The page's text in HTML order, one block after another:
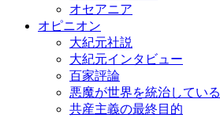
オセアニア
オピニオン
大紀元社説
大紀元インタビュー
百家評論
悪魔が世界を統治している
共産主義の最終目的